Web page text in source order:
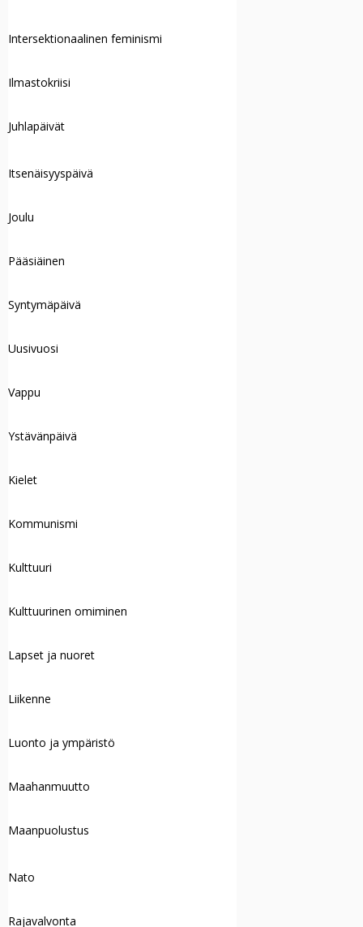
Intersektionaalinen feminismi
Ilmastokriisi
Juhlapäivät
Itsenäisyyspäivä
Joulu
Pääsiäinen
Syntymäpäivä
Uusivuosi
Vappu
Ystävänpäivä
Kielet
Kommunismi
Kulttuuri
Kulttuurinen omiminen
Lapset ja nuoret
Liikenne
Luonto ja ympäristö
Maahanmuutto
Maanpuolustus
Nato
Rajavalvonta